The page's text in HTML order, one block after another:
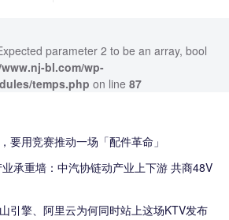
parameter 2 to be an array, bool
bl.com/wp-
temps.php on line 87
要用竞赛推动一场「配件革命」
承重墙：中汽协链动产业上下游 共商48V
引擎、阿里云为何同时站上这场KTV发布